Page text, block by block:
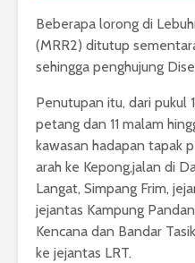
Beberapa lorong di
(MRR2) ditutup
sehingga penghujung
Penutupan itu, dari pukul
petang dan 11 malam
kawasan hadapan tapak
arah ke Kepong,jalan di
Langat, Simpang Frim,
jejantas Kampung
Kencana dan Bandar
ke jejantas LRT.